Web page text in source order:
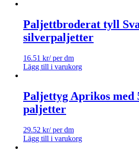
Paljettbroderat tyll
silverpaljetter
16.51 kr/ per dm
Lägg till i varukorg
Paljettyg Aprikos med
paljetter
29.52 kr/ per dm
Lägg till i varukorg